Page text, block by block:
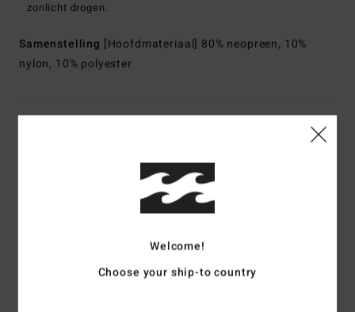
zonlicht drogen.
Samenstelling [Hoofdmateriaal] 80% neopreen, 10%
nylon, 10% polyester
Reviews van klanten
Gemiddelde score
5.0
Welcome!
Choose your ship-to country